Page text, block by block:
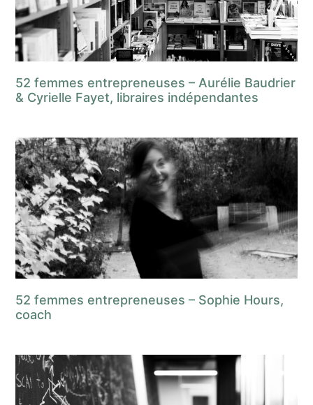
52 femmes entrepreneuses – Aurélie Baudrier
& Cyrielle Fayet, libraires indépendantes
52 femmes entrepreneuses – Sophie Hours,
coach